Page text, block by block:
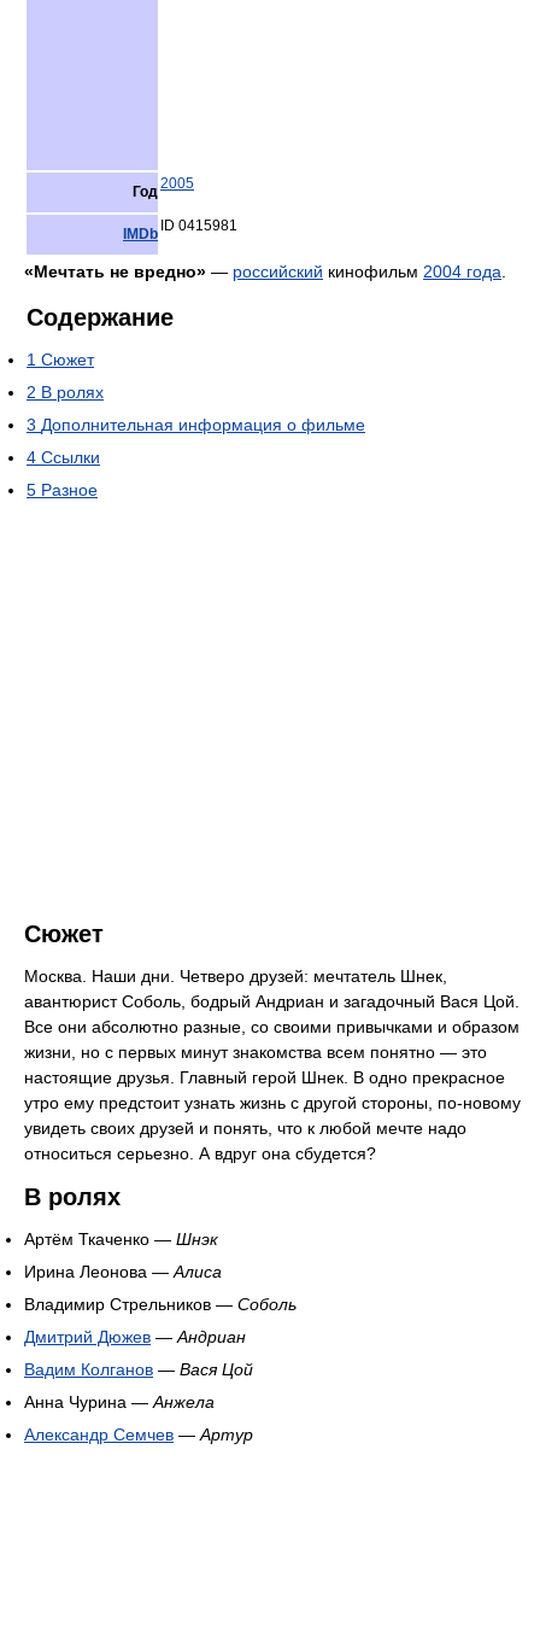
Год2005
IMDb ID 0415981
«Мечтать не вредно» — российский кинофильм 2004 года
Содержание
1 Сюжет
2 В ролях
3 Дополнительная информация о фильме
4 Ссылки
5 Разное
Сюжет
Москва. Наши дни. Четверо друзей: мечтатель Шнек,
авантюрист Соболь, бодрый Андриан и загадочный Вася Цой.
Все они абсолютно разные, со своими привычками и образом
жизни, но с первых минут знакомства всем понятно — это
настоящие друзья. Главный герой Шнек. В одно прекрасное
утро ему предстоит узнать жизнь с другой стороны, по-новому
увидеть своих друзей и понять, что к любой мечте надо
относиться серьезно. А вдруг она сбудется?
В ролях
Артём Ткаченко — Шнэк
Ирина Леонова — Алиса
Владимир Стрельников — Соболь
Дмитрий Дюжев — Андриан
Вадим Колганов — Вася Цой
Анна Чурина — Анжела
Александр Семчев — Артур